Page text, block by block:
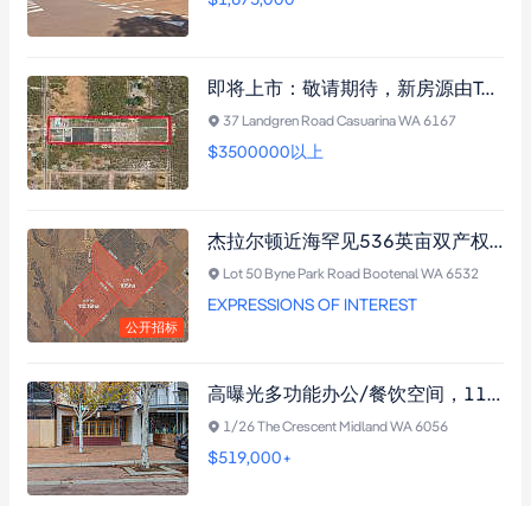
即将上市：敬请期待，新房源由Team Rash隆重推出，详情请访问网站咨询。
37 Landgren Road Casuarina WA 6167
$3500000以上
公开招标
杰拉尔顿近海罕见536英亩双产权自给自足农场，丰富水资源及农用设施，适宜多种农业投资。
Lot 50 Byne Park Road Bootenal WA 6532
EXPRESSIONS OF INTEREST
高曝光多功能办公/餐饮空间，111平米底层商业单位，设施齐全，周边商铺环绕，适合拓展商业版图。
1/26 The Crescent Midland WA 6056
$519,000+